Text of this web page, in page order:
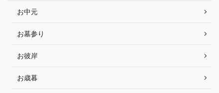
お中元
お墓参り
お彼岸
お歳暮